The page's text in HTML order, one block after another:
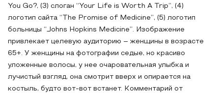
You Go?, (3) слоган “Your Life is Worth A Trip”, (4)
логотип сайта “The Promise of Medicine”, (5) логотип
больницы “Johns Hopkins Medicine”. Изображение
привлекает целевую аудиторию – женщины в возрасте
65+. У женщины на фотографии седые, но красиво
уложенные волосы, у нее очаровательная улыбка и
лучистый взгляд, она смотрит вверх и опирается на
костыль, будто вот-вот встанет. Комментарий от